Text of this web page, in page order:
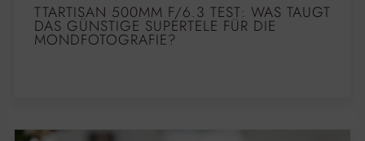
TTARTISAN 500MM F/6.3 TEST: WAS TAUGT
DAS GÜNSTIGE SUPERTELE FÜR DIE
MONDFOTOGRAFIE?